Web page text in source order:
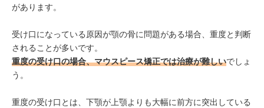
があります。
受け口になっている原因が顎の骨に問題がある場合、重度と判断
されることが多いです。
重度の受け口の場合、マウスピース矯正では治療が難しいでしょ
う。
重度の受け口とは、下顎が上顎よりも大幅に前方に突出している